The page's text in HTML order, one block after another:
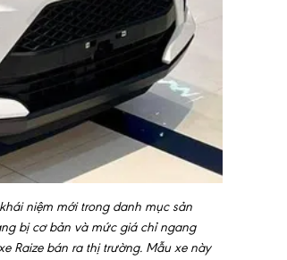
niệm mới trong danh mục sản
bị cơ bản và mức giá chỉ ngang
Raize bán ra thị trường. Mẫu xe này